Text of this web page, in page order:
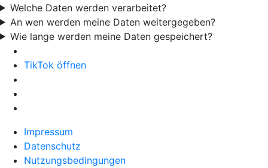
Welche Daten werden verarbeitet?
An wen werden meine Daten weitergegeben?
Wie lange werden meine Daten gespeichert?
TikTok öffnen
Impressum
Datenschutz
Nutzungsbedingungen